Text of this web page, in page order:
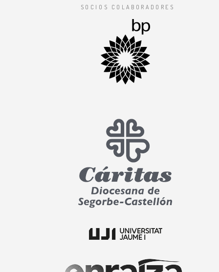
SOCIOS COLABORADORES